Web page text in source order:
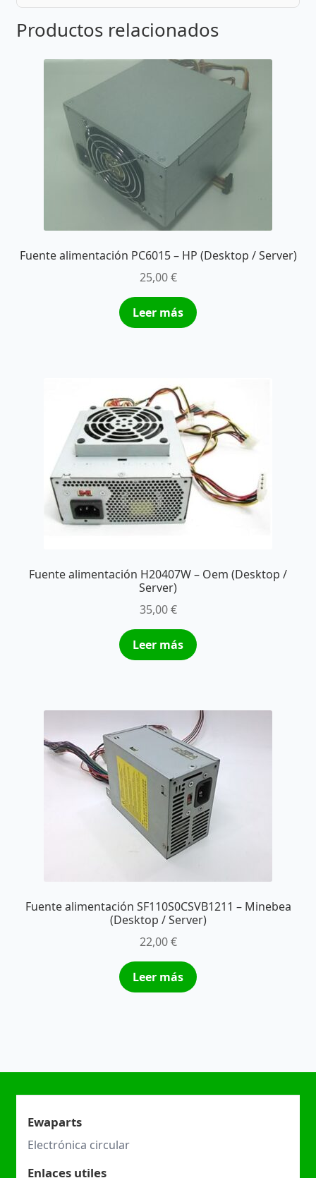
Productos relacionados
Fuente alimentación PC6015 – HP (Desktop / Server)
25,00€
Leer más
Fuente alimentación H20407W – Oem (Desktop /
Server)
35,00€
Leer más
Fuente alimentación SF110S0CSVB1211 – Minebea
(Desktop / Server)
22,00€
Leer más
Ewaparts
Electrónica circular
Enlaces utiles